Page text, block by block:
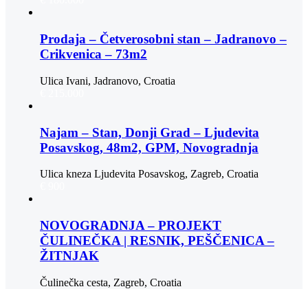
Prodaja – Četverosobni stan – Jadranovo –
Crikvenica – 73m2
Ulica Ivani, Jadranovo, Croatia
Najam – Stan, Donji Grad – Ljudevita
Posavskog, 48m2, GPM, Novogradnja
Ulica kneza Ljudevita Posavskog, Zagreb, Croatia
NOVOGRADNJA – PROJEKT
ČULINEČKA | RESNIK, PEŠČENICA –
ŽITNJAK
Čulinečka cesta, Zagreb, Croatia